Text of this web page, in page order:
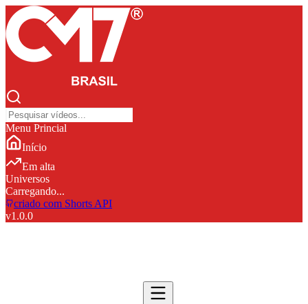
Menu Princial
Início
Em alta
Universos
Carregando...
criado com Shorts API
v1.0.0